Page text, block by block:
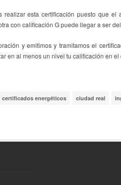
realizar esta certificación puesto que
con calificación G puede llegar a ser
y emitimos y tramitamos el
en al menos un nivel tu calificación en
certificados energéticos ciudad real